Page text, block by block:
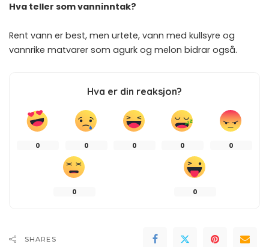
Hva teller som vanninntak?
Rent vann er best, men urtete, vann med kullsyre og
vannrike matvarer som agurk og melon bidrar også.
Hva er din reaksjon?
0 0 0 0 0
0 0
SHARES